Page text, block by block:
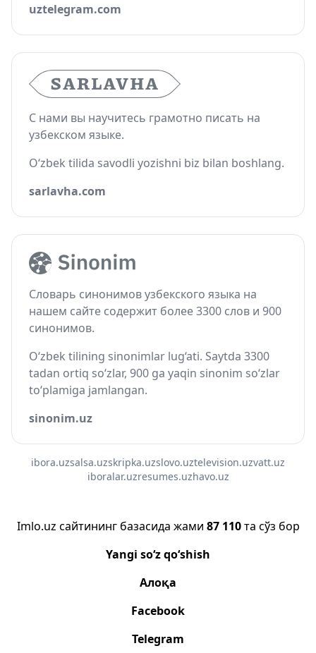
uztelegram.com
С нами вы научитесь грамотно писать на
узбекском языке.
O‘zbek tilida savodli yozishni biz bilan boshlang.
sarlavha.com
Словарь синонимов узбекского языка на
нашем сайте содержит более 3300 слов и 900
синонимов.
O‘zbek tilining sinonimlar lug‘ati. Saytda 3300
tadan ortiq so‘zlar, 900 ga yaqin sinonim so‘zlar
to‘plamiga jamlangan.
sinonim.uz
ibora.uzsalsa.uzskripka.uzslovo.uztelevision.uzvatt.uz
iboralar.uzresumes.uzhavo.uz
Imlo.uz сайтининг базасида жами 87 110та сўз бор
Yangi so‘z qo‘shish
Алоқа
Facebook
Telegram